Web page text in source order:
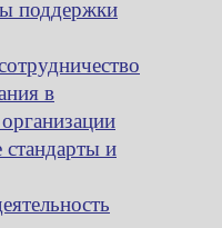
поддержки
в
и